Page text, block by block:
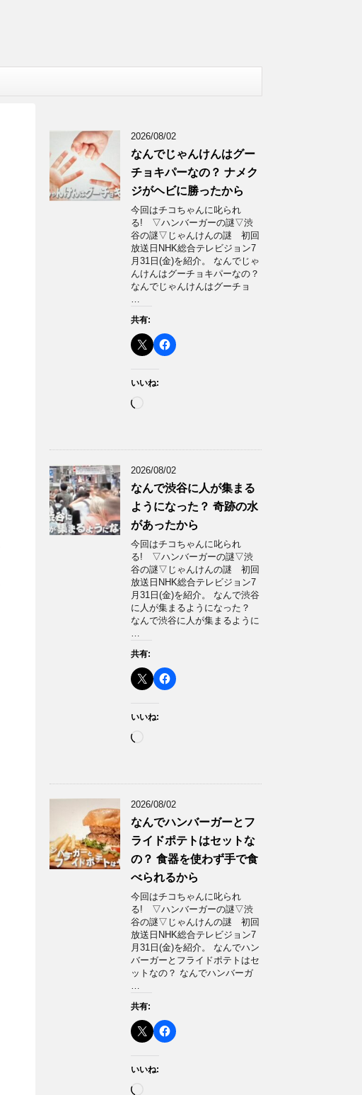
2026/08/02
なんでじゃんけんはグー
チョキパーなの？ ナメク
ジがヘビに勝ったから
今回はチコちゃんに叱られ
る! ▽ハンバーガーの謎▽渋
谷の謎▽じゃんけんの謎 初回
放送日NHK総合テレビジョン7
月31日(金)を紹介。 なんでじゃ
んけんはグーチョキパーなの？
なんでじゃんけんはグーチョ
…
共有:
いいね:
み
2026/08/02
なんで渋谷に人が集まる
ようになった？ 奇跡の水
があったから
今回はチコちゃんに叱られ
る! ▽ハンバーガーの謎▽渋
谷の謎▽じゃんけんの謎 初回
放送日NHK総合テレビジョン7
月31日(金)を紹介。 なんで渋谷
に人が集まるようになった？
なんで渋谷に人が集まるように
…
共有:
いいね:
み
2026/08/02
なんでハンバーガーとフ
ライドポテトはセットな
の？ 食器を使わず手で食
べられるから
今回はチコちゃんに叱られ
る! ▽ハンバーガーの謎▽渋
谷の謎▽じゃんけんの謎 初回
放送日NHK総合テレビジョン7
月31日(金)を紹介。 なんでハン
バーガーとフライドポテトはセ
ットなの？ なんでハンバーガ
…
共有:
いいね: